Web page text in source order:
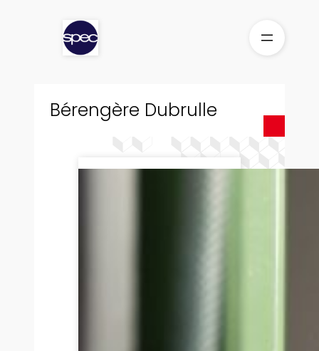
Bérengère Dubrulle